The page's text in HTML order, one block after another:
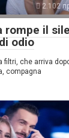
2.102
rompe il
odio
filtri, che arriva
compagna